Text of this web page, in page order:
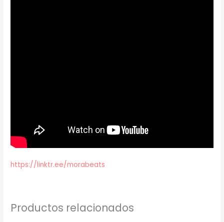
https://linktr.ee/morabeats
Productos relacionados